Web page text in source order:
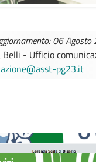
06
Belli - Ufficio
pg23.it
DISAGIO
DI